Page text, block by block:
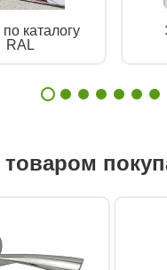
каталогу
RAL